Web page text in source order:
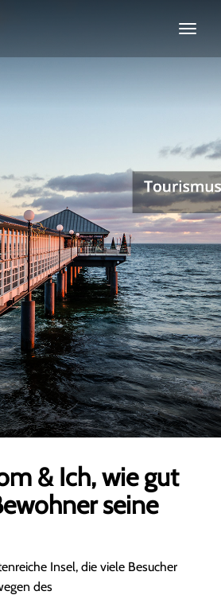
& Ich, wie gut
seine
Insel, die viele Besucher
des